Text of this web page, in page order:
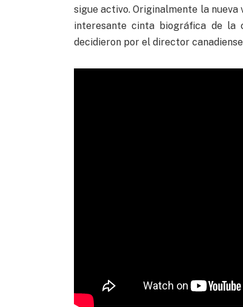
sigue activo. Originalmente la
interesante cinta biográfica de la
decidieron por el director